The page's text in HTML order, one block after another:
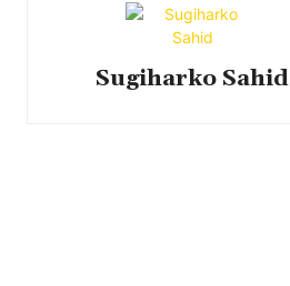
Sugiharko Sahid